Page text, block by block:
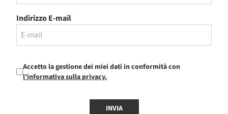
Indirizzo E-mail
Accetto la gestione dei miei dati in conformità con
l'informativa sulla privacy.
INVIA